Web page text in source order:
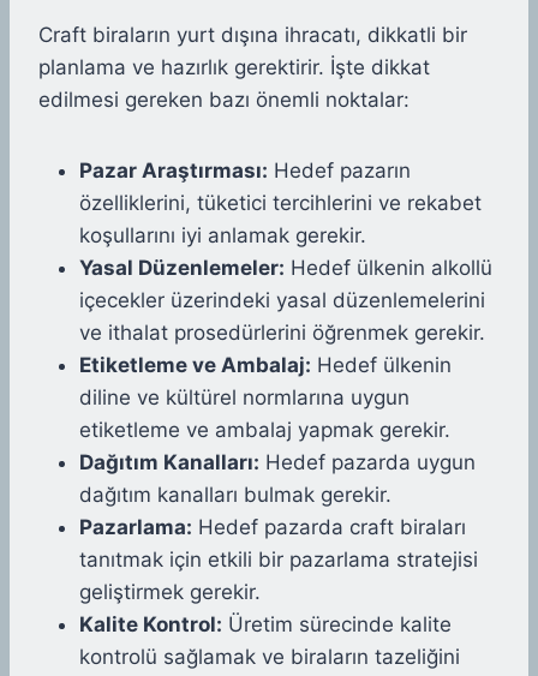
Craft biraların yurt dışına ihracatı, dikkatli bir
planlama ve hazırlık gerektirir. İşte dikkat
edilmesi gereken bazı önemli noktalar:
Pazar Araştırması: Hedef pazarın
özelliklerini, tüketici tercihlerini ve rekabet
koşullarını iyi anlamak gerekir.
Yasal Düzenlemeler: Hedef ülkenin alkollü
içecekler üzerindeki yasal düzenlemelerini
ve ithalat prosedürlerini öğrenmek gerekir.
Etiketleme ve Ambalaj: Hedef ülkenin
diline ve kültürel normlarına uygun
etiketleme ve ambalaj yapmak gerekir.
Dağıtım Kanalları: Hedef pazarda uygun
dağıtım kanalları bulmak gerekir.
Pazarlama: Hedef pazarda craft biraları
tanıtmak için etkili bir pazarlama stratejisi
geliştirmek gerekir.
Kalite Kontrol: Üretim sürecinde kalite
kontrolü sağlamak ve biraların tazeliğini